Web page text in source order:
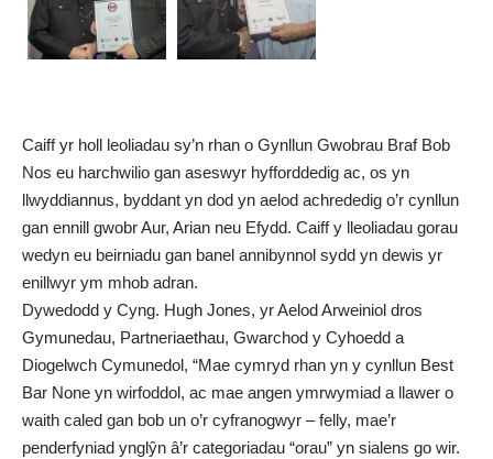
Caiff yr holl leoliadau sy’n rhan o Gynllun Gwobrau Braf Bob
Nos eu harchwilio gan aseswyr hyfforddedig ac, os yn
llwyddiannus, byddant yn dod yn aelod achrededig o’r cynllun
gan ennill gwobr Aur, Arian neu Efydd. Caiff y lleoliadau gorau
wedyn eu beirniadu gan banel annibynnol sydd yn dewis yr
enillwyr ym mhob adran.
Dywedodd y Cyng. Hugh Jones, yr Aelod Arweiniol dros
Gymunedau, Partneriaethau, Gwarchod y Cyhoedd a
Diogelwch Cymunedol, “Mae cymryd rhan yn y cynllun Best
Bar None yn wirfoddol, ac mae angen ymrwymiad a llawer o
waith caled gan bob un o’r cyfranogwyr – felly, mae’r
penderfyniad ynglŷn â’r categoriadau “orau” yn sialens go wir.